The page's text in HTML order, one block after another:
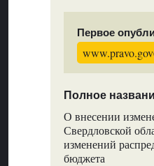
Первое
Полное
О внесении
Свердловской
изменений
бюджета